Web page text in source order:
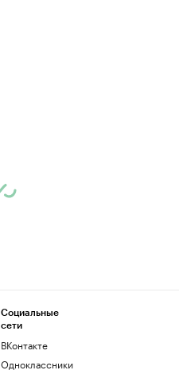
Социальные
сети
ВКонтакте
Одноклассники